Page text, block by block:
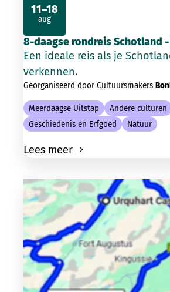
8-daagse rondreis Schotland -
Een ideale reis als je
verkennen.
Georganiseerd door Cultuursmakers
Meerdaagse Uitstap Andere culturen
Geschiedenis en Erfgoed
Natuur
Lees meer
11–18
aug
2026